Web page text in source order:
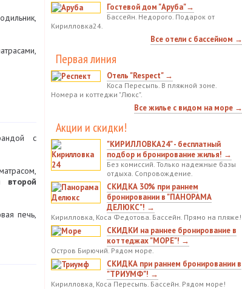
с
второй
печь,
Гостевой дом "Аруба"→
Бассейн. Недорого. Подарок от
Кирилловка24.
Все отели с бассейном →
Первая линия
Отель "Respect" →
Коса Пересыпь. В пляжной зоне.
Номера и коттеджи "Люкс".
Все жилье с видом на море →
Акции и скидки!
"КИРИЛЛОВКА24" - бесплатный
подбор и бронирование жилья! →
Без комиссий. Только надежные базы
отдыха. Сопровождение.
СКИДКА 30% при раннем
бронировании в "ПАНОРАМА
ДЕЛЮКС"! →
Кирилловка, Коса Федотова. Бассейн. Прямо на пляже!
СКИДКИ на раннее бронирование в
коттеджах "МОРЕ"! →
Остров Бирючий. Рядом море.
СКИДКА при раннем бронировании в
"ТРИУМФ"! →
Кирилловка, Коса Пересыпь. Бассейн. Рядом море!